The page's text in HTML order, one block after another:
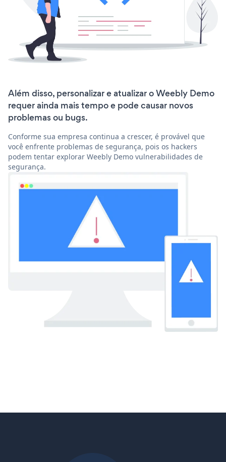
Além disso, personalizar e atualizar o Weebly Demo
requer ainda mais tempo e pode causar novos
problemas ou bugs.
Conforme sua empresa continua a crescer, é provável que
você enfrente problemas de segurança, pois os hackers
podem tentar explorar Weebly Demo vulnerabilidades de
segurança.